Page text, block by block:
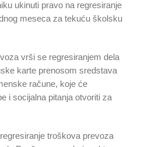
ukinuti pravo na regresiranje
meseca za tekuću školsku
vrši se regresiranjem dela
karte prenosom sredstava
račune, koje će
i socijalna pitanja otvoriti za
troškova prevoza